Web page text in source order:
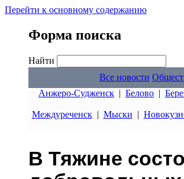
Перейти к основному содержанию
Форма поиска
Найти
Все новости
Анжеро-Судженск | Белово |
Междуреченск| Мыски |
В Тяжине